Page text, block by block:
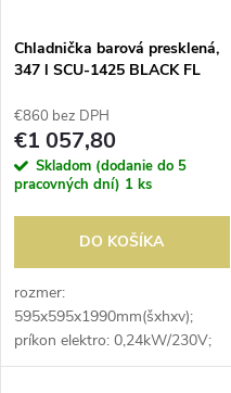
e
p
r
o
d
u
s
p
r
o
d
u
k
Chladnička barová presklená,
347 l SCU-1425 BLACK FL
€860 bez DPH
€1 057,80
Skladom (dodanie do 5
pracovných dní) 1 ks
DO KOŠÍKA
rozmer:
595x595x1990mm(šxhxv);
príkon elektro: 0,24kW/230V;
objem: 347 l; jednozónová;